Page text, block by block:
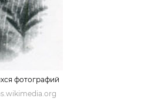
фотографий